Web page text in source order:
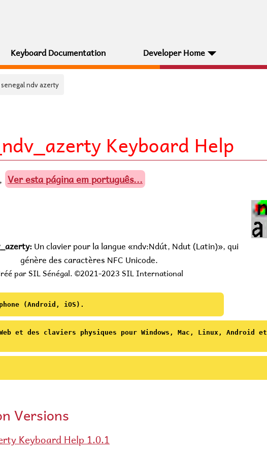
Keyboard Documentation Developer Home
senegal ndv azerty
Keyboard Help
, Ver esta página em português...
Un clavier pour la langue «ndv:Ndút, Ndut (Latin)», qui
génère des caractères NFC Unicode.
par SIL Sénégal. ©2021-2023 SIL International
(Android, iOS).
et des claviers physiques pour Windows, Mac, Linux, Android et
insécable, 'NNBSP' est un espace étroit insécable.
sur tous les claviers.
solidus (deuxième rangée à partir du haut à
Unicode Name
MINUSCULE LETTRE
LATINE A
Versions
Keyboard Help 1.0.1